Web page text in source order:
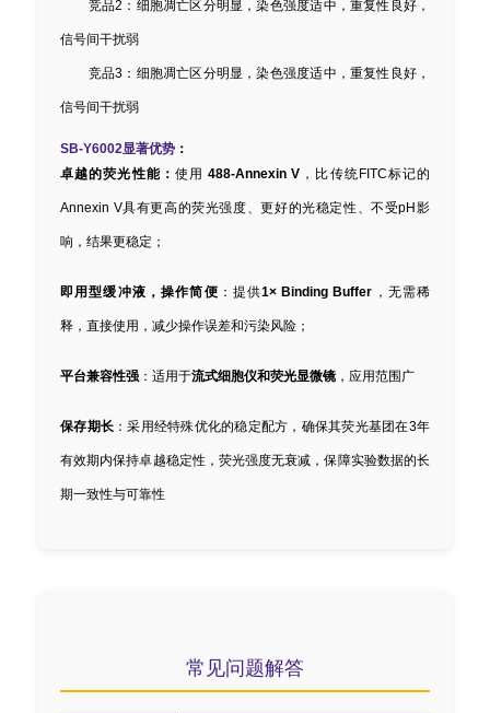
竞品2：细胞凋亡区分明显，染色强度适中，重复性良好，
信号间干扰弱
竞品3：细胞凋亡区分明显，染色强度适中，重复性良好，
信号间干扰弱
SB-Y6002显著优势 ：
卓越的荧光性能： 使用488-Annexin V ，比传统FITC标记的
Annexin V具有更高的荧光强度、更好的光稳定性、不受pH影
响，结果更稳定；
即用型缓冲液，操作简便 ：提供1× Binding Buffer ，无需稀
释，直接使用，减少操作误差和污染风险；
平台兼容性强 ：适用于流式细胞仪和荧光显微镜 ，应用范围广
保存期长 ：采用经特殊优化的稳定配方，确保其荧光基团在3年
有效期内保持卓越稳定性，荧光强度无衰减，保障实验数据的长
期一致性与可靠性
常见问题解答